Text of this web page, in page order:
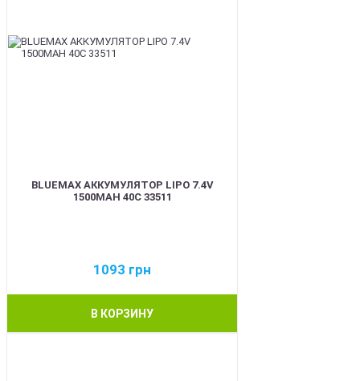
BLUEMAX АККУМУЛЯТОР LIPO 7.4V
1500MAH 40C 33511
1093 грн
В КОРЗИНУ